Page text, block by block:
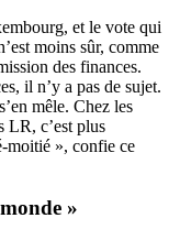
et le vote qui
moins sûr, comme
des finances.
il n’y a pas de sujet.
mêle. Chez les
LR, c’est plus
moitié », confie ce
»